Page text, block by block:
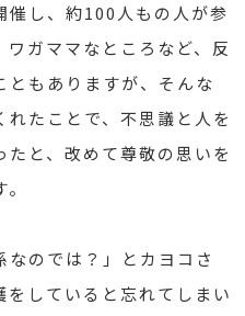
催し、約100人もの人が参
ガママなところなど、反
ともありますが、そんな
たことで、不思議と人を
と、改めて尊敬の思いを
なのでは？」とカヨコさ
していると忘れてしまい